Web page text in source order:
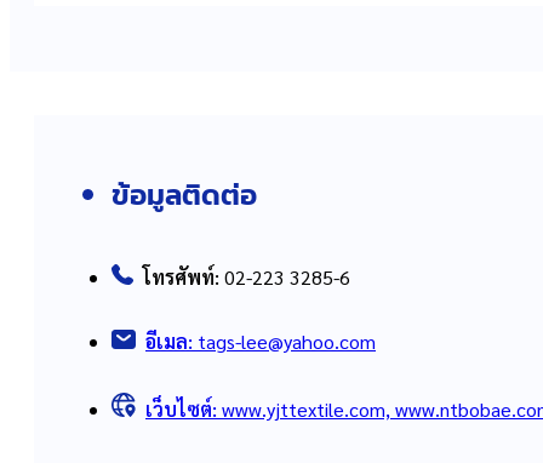
ข้อมูลติดต่อ
โทรศัพท์: 02-223 3285-6
อีเมล: tags-lee@yahoo.com
เว็บไซต์: www.yjttextile.com,